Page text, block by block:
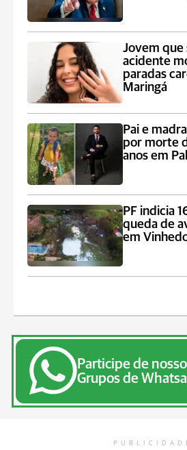
Jovem que
acidente
paradas
Maringá
Pai e
por morte
anos em
PF indicia
queda de
em
Participe de
Grupos de